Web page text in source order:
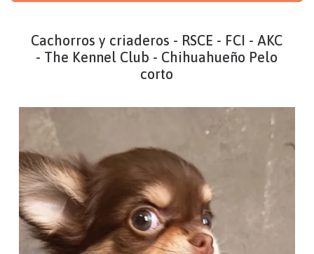
Cachorros y criaderos - RSCE - FCI - AKC
- The Kennel Club - Chihuahueño Pelo
corto